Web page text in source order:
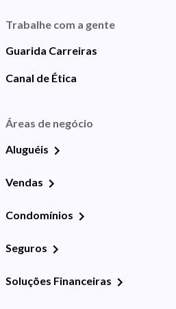
Trabalhe com a gente
Guarida Carreiras
Canal de Ética
Áreas de negócio
Aluguéis
Vendas
Condomínios
Seguros
Soluções Financeiras